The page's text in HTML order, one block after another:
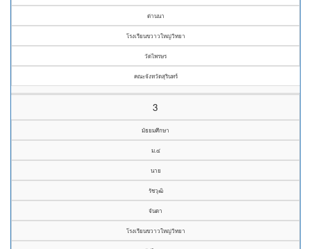
ด่านนา
โรงเรียนขวาวใหญ่วิทยา
วัดไพรษร
คณะจังหวัดสุรินทร์
3
มัธยมศึกษา
ม.๔
นาย
รัชวุฒิ
จันดา
โรงเรียนขวาวใหญ่วิทยา